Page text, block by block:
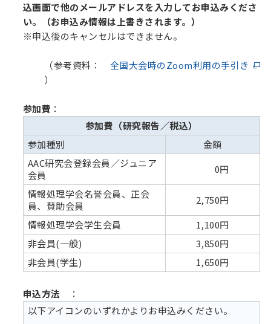
込画面で他のメールアドレスを入力してお申込みくださ
い。（お申込み情報は上書きされます。）
※申込後のキャンセルはできません。
（参考資料： 全国大会時のZoom利用の手引き
）
参加費 ：
参加費（研究報告／税込）
参加種別
金額
AAC研究会登録会員／ジュニア
会員
0円
情報処理学会名誉会員、正会
員、賛助会員
2,750円
情報処理学会学生会員
1,100円
非会員(一般)
3,850円
非会員(学生)
1,650円
申込方法 ：
以下アイコンのいずれかよりお申込みください。